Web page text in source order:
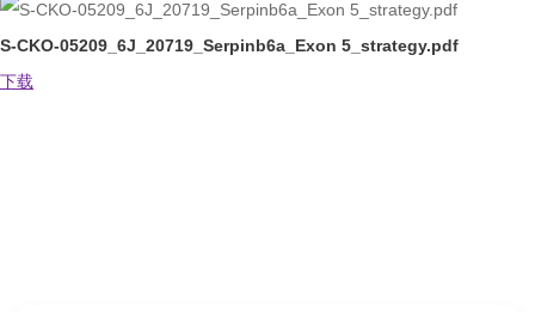
S-CKO-05209_6J_20719_Serpinb6a_Exon 5_strategy.pdf
下载